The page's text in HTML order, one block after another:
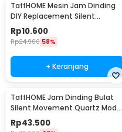
TaffHOME Mesin Jam Dinding
DIY Replacement Silent
Movement Quartz - 5168-S
Rp10.600
Rp24.900 58%
+ Keranjang
TaffHOME Jam Dinding Bulat
Silent Movement Quartz Model
Modern 29cm - H6589
Rp43.500